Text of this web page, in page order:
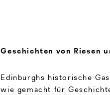
Geschichten von Riesen
Edinburghs historische
wie gemacht für